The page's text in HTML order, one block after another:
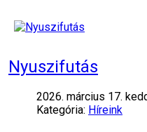
Nyuszifutás
2026. március 17.
Kategória: Híreink